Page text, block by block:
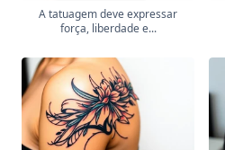
A tatuagem deve expressar
força, liberdade e...